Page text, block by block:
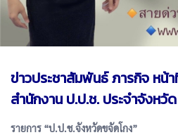
ข่าวประชาสัมพันธ์ ภารกิจ หน้
สำนักงาน ป.ป.ช. ประจำจังหวัด
รายการ “ป.ป.ช.จังหวัดขจัดโกง”